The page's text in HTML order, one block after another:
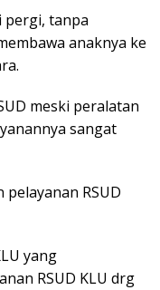
pergi, tanpa
anaknya ke
meski peralatan
sangat
RSUD
yang
RSUD KLU drg